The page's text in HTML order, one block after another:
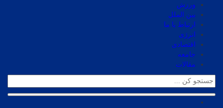
ورزش
بین الملل
ارتباط با ما
انرژی
اقتصادی
جامعه
مقالات